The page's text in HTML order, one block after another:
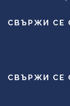
СВЪРЖИ СЕ
СВЪРЖИ СЕ